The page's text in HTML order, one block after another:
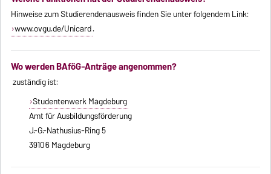
Hinweise zum Studierendenausweis finden Sie unter folgendem Link:
www.ovgu.de/Unicard.
Wo werden BAföG-Anträge angenommen?
zuständig ist:
Studentenwerk Magdeburg
Amt für Ausbildungsförderung
J.-G.-Nathusius-Ring 5
39106 Magdeburg